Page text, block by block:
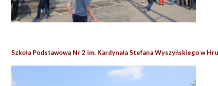
Szkoła Podstawowa Nr 2 im. Kardynała Stefana Wyszyńskiego w